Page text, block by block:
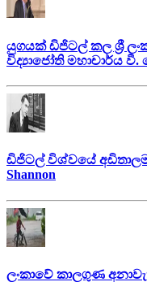
යුගයක් ඩිජිටල් කල ශ්‍රී
විද්‍යාජෝති මහාචාර්ය
ඩිජිටල් විශ්වයේ අඩිතාලම
Shannon
ලංකාවේ කාලගුණ